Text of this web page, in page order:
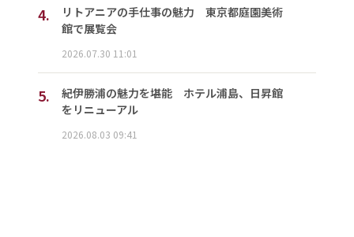
4.
リトアニアの手仕事の魅力 東京都庭園美術
館で展覧会
2026.07.30 11:01
5.
紀伊勝浦の魅力を堪能 ホテル浦島、日昇館
をリニューアル
2026.08.03 09:41